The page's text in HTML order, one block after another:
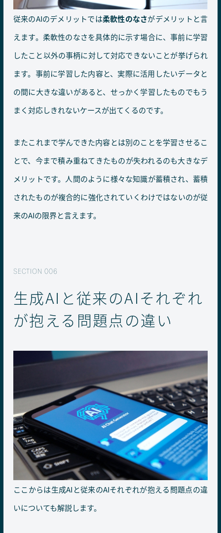
従来のAIのデメリットでは柔軟性のなさがデメリットと言
えます。柔軟性のなさを具体的に示す場合に、事前に学習
したこと以外の事柄に対して対応できないことが挙げられ
ます。事前に学習した内容と、実際に活用したいデータと
の間に大きな違いがあると、せっかく学習したものでもう
まく対応しきれないケースが出てくるのです。
またこれまで学んできた内容とは別のことを学習させるこ
とで、今まで積み重ねてきたものが失われるのも大きなデ
メリットです。人間のように様々な知識が蓄積され、蓄積
されたものが複合的に強化されていくわけではないのが従
来のAIの限界と言えます。
生成AIと従来のAIそれぞれ
が抱える問題点の違い
ここからは生成AIと従来のAIそれぞれが抱える問題点の違
いについても解説します。